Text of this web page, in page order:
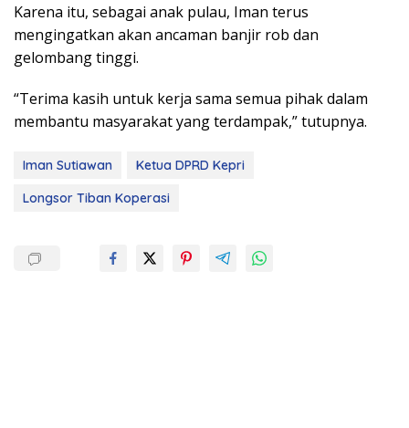
Karena itu, sebagai anak pulau, Iman terus
mengingatkan akan ancaman banjir rob dan
gelombang tinggi.
“Terima kasih untuk kerja sama semua pihak dalam
membantu masyarakat yang terdampak,” tutupnya.
Iman Sutiawan
Ketua DPRD Kepri
Longsor Tiban Koperasi